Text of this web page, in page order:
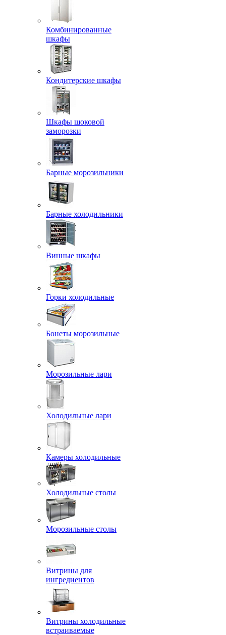
Комбинированные
шкафы
Кондитерские шкафы
Шкафы шоковой
заморозки
Барные морозильники
Барные холодильники
Винные шкафы
Горки холодильные
Бонеты морозильные
Морозильные лари
Холодильные лари
Камеры холодильные
Холодильные столы
Морозильные столы
Витрины для
ингредиентов
Витрины холодильные
встраиваемые